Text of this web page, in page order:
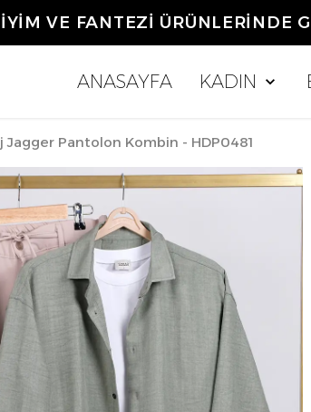
ÜZERİ ALIŞVERİŞLERDE
ANASAYFA KADIN
Jagger Pantolon Kombin - HDP0481